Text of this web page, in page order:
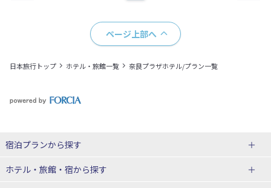
ページ上部へ
日本旅行トップ ホテル・旅館一覧 奈良プラザホテル/プラン一覧
宿泊プランから探す
北海道
ホテル・旅館・宿から探す